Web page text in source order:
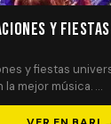
y
y fiestas
la mejor música. …